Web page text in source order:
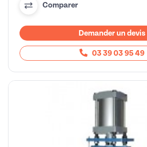
Comparer
Demander un devis
03 39 03 95 49